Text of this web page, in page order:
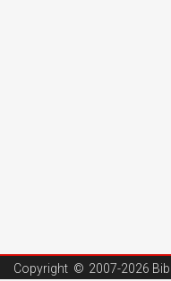
Copyright © 2007-2026